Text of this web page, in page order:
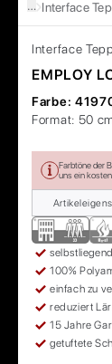
… Interface
Interface
EMPLOY
Farbe:
Format: 50
Farbtöne der
uns ein
100%
einfach zu
reduziert
15 Jahre
getuftete